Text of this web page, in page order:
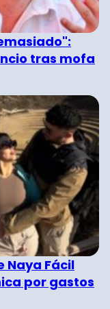
tras mofa
Naya Fácil
por gastos